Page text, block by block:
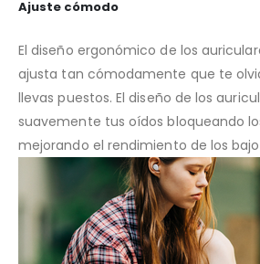
Ajuste cómodo
El diseño ergonómico de los
ajusta tan cómodamente que te
llevas puestos. El diseño de los
suavemente tus oídos bloqueando
mejorando el rendimiento de los